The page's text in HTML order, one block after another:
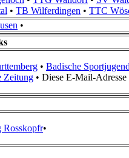
• TB Wilferdingen • TTC
•
• Badische Sportjugend
Zeitung • Diese E-Mail-Adresse
Rosskopfr•